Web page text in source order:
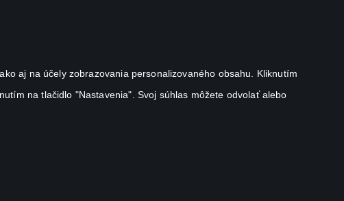
aj na účely zobrazovania personalizovaného obsahu. Kliknutím
na tlačidlo "Nastavenia". Svoj súhlas môžete odvolať alebo